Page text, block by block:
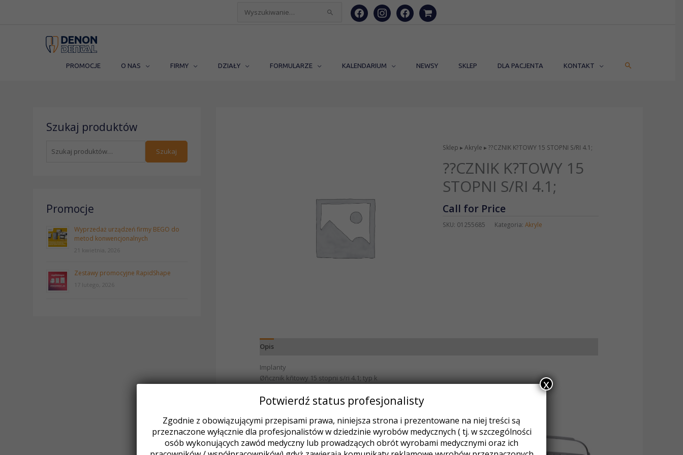
Szukaj
facebookinstagramfacebookshopping-
PROMOCJE O NAS FIRMY DZIAŁY FORMULARZE KALENDARIUM NEWSY SKLEP DLA PACJENTA KONTAKT SZUKAJ
Szukaj produktów
z
Szukaj
Promocje
Wyprzedaż urządzeń firmy BEGO do
metod konwencjonalnych
21 kwietnia, 2026
Zestawy promocyjne RapidShape
17 lutego, 2026
Sklep ▸Akryle ▸ ??CZNIK K?TOWY 15 STOPNI S/RI 4.1;
??CZNIK K?TOWY 15
STOPNI S/RI 4.1;
Call for Price
SKU: 01255685 Kategoria:Akryle
Opis
Implanty
Øñcznik kñtowy 15 stopni s/ri 4.1; typ k
Podobne produkty
Ten
produkt
ma
Potwierdź status profesjonalisty
Zgodnie z obowiązującymi przepisami prawa, niniejsza strona i prezentowane na niej treści są
przeznaczone wyłącznie dla profesjonalistów w dziedzinie wyrobów medycznych ( tj. w szczególności
osób wykonujących zawód medyczny lub prowadzących obrót wyrobami medycznymi oraz ich
x